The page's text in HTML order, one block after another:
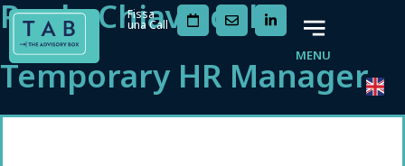
Fissa
una Call
MENU
Ruolo Chiave del
Temporary HR Manager